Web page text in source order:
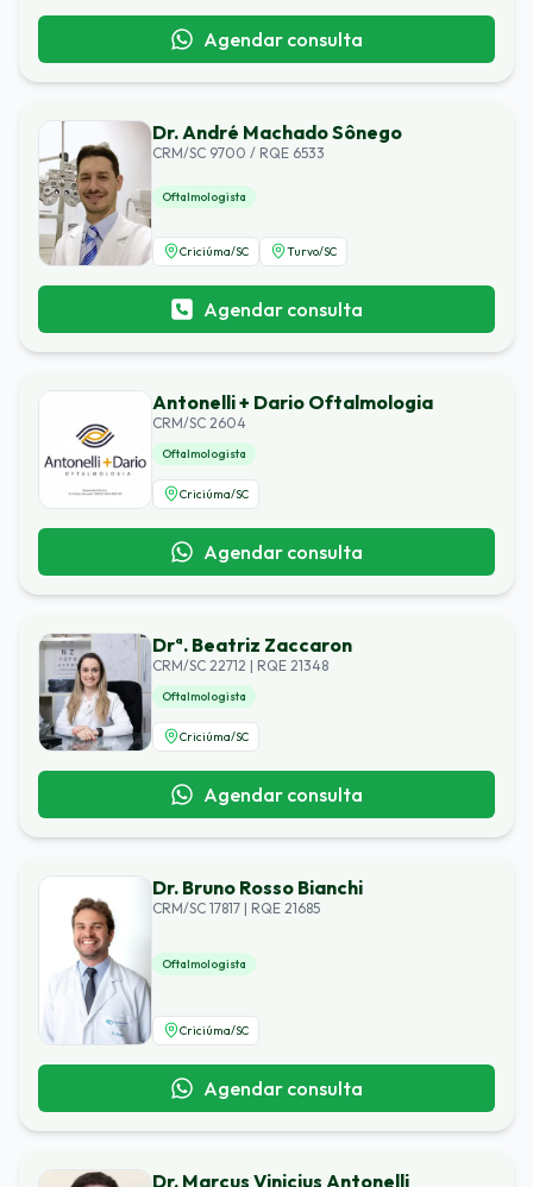
Agendar consulta
Dr. André Machado Sônego
CRM/SC 9700 / RQE 6533
Oftalmologista
Criciúma/SC Turvo/SC
Agendar consulta
Antonelli + Dario Oftalmologia
CRM/SC 2604
Oftalmologista
Criciúma/SC
Agendar consulta
Drª. Beatriz Zaccaron
CRM/SC 22712 | RQE 21348
Oftalmologista
Criciúma/SC
Agendar consulta
Dr. Bruno Rosso Bianchi
CRM/SC 17817 | RQE 21685
Oftalmologista
Criciúma/SC
Agendar consulta
Dr. Marcus Vinicius Antonelli